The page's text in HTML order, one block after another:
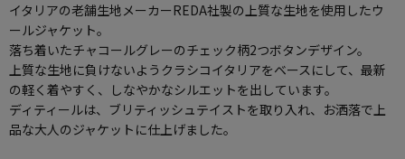
イタリアの老舗生地メーカーREDA社製の上質な生地を使用したウ
ールジャケット。
落ち着いたチャコールグレーのチェック柄2つボタンデザイン。
上質な生地に負けないようクラシコイタリアをベースにして、最新
の軽く着やすく、しなやかなシルエットを出しています。
ディティールは、ブリティッシュテイストを取り入れ、お洒落で上
品な大人のジャケットに仕上げました。